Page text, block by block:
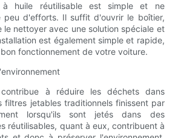
huile réutilisable est simple et ne
peu d'efforts. Il suffit d'ouvrir le boîtier,
nettoyer avec une solution spéciale et
est également simple et rapide,
fonctionnement de votre voiture.
à réduire les déchets dans
filtres jetables traditionnels finissent par
lorsqu'ils sont jetés dans des
réutilisables, quant à eux, contribuent à